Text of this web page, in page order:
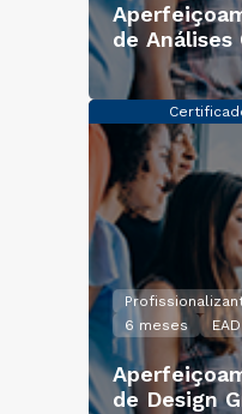
de Análises
6 meses
EAD
de Design